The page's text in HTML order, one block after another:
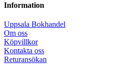
Information
Uppsala Bokhandel
Om oss
Köpvillkor
Kontakta oss
Returansökan